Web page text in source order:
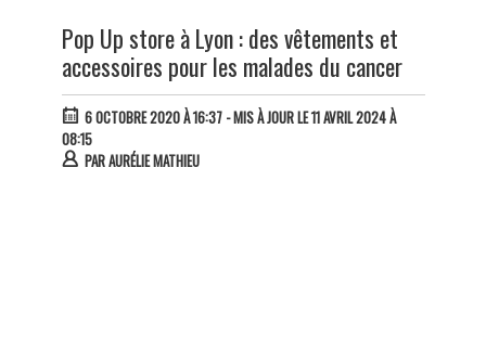
Pop Up store à Lyon : des vêtements et
accessoires pour les malades du cancer
6 OCTOBRE 2020 À 16:37- MIS À JOUR LE 11 AVRIL 2024 À
08:15
PARAURÉLIE MATHIEU